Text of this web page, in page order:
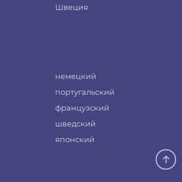
Швеция
немецкий
португальский
французский
шведский
японский